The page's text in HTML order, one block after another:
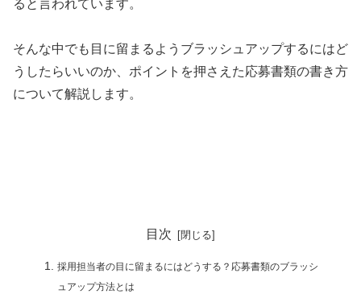
ると言われています。
そんな中でも目に留まるようブラッシュアップするにはど
うしたらいいのか、ポイントを押さえた応募書類の書き方
について解説します。
目次
採用担当者の目に留まるにはどうする？応募書類のブラッシ
ュアップ方法とは